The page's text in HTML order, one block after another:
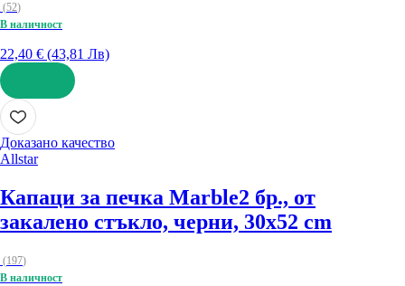
(52)
В наличност
22,40 € (43,81 Лв)
ДОБАВИ
Доказано качество
Allstar
Капаци за печка Marble2 бр., от
закалено стъкло, черни, 30x52 cm
(197)
В наличност